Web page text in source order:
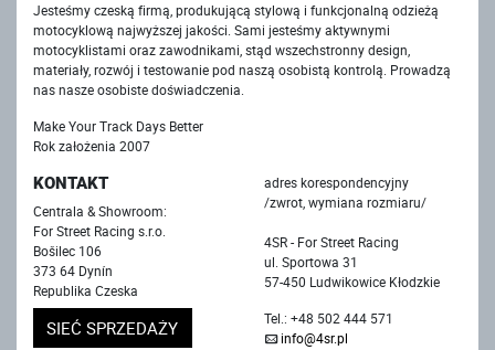
Jesteśmy czeską firmą, produkującą stylową i funkcjonalną odzieżą
motocyklową najwyższej jakości. Sami jesteśmy aktywnymi
motocyklistami oraz zawodnikami, stąd wszechstronny design,
materiały, rozwój i testowanie pod naszą osobistą kontrolą. Prowadzą
nas nasze osobiste doświadczenia.
Make Your Track Days Better
Rok założenia 2007
KONTAKT
Centrala & Showroom:
For Street Racing s.r.o.
Bošilec 106
373 64 Dynín
Republika Czeska
SIEĆ SPRZEDAŻY
adres korespondencyjny
/zwrot, wymiana rozmiaru/
4SR - For Street Racing
ul. Sportowa 31
57-450 Ludwikowice Kłodzkie
Tel.: +48 502 444 571
info@4sr.pl